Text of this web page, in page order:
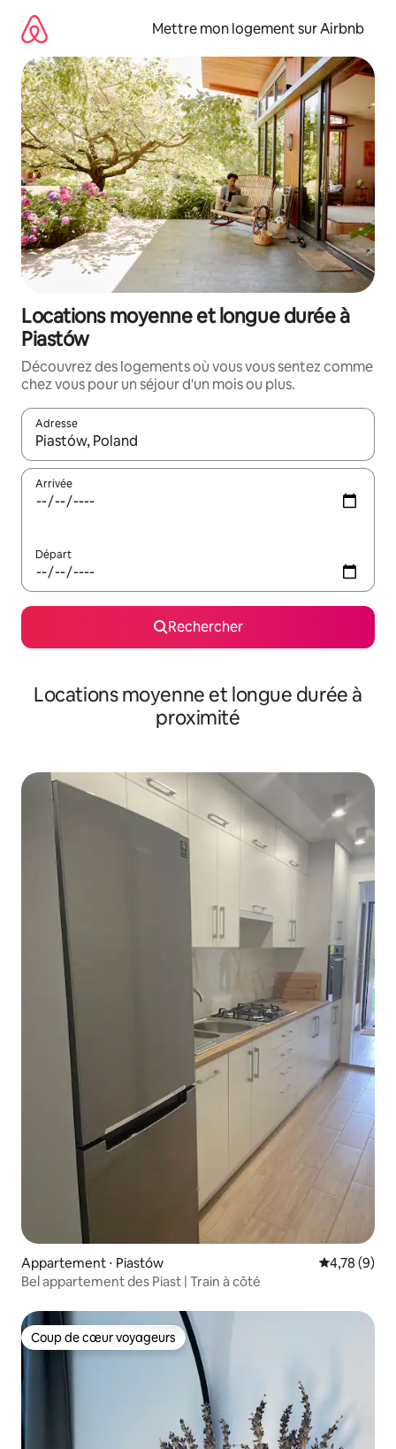
directement
contenu
Mettre mon logement sur Airbnb
Locations moyenne et longue durée à
Piastów
Découvrez des logements où vous vous sentez comme
chez vous pour un séjour d'un mois ou plus.
Adresse
Lorsque les résultats s'affichent, utilisez les flèches vers le
Arrivée
Départ
Rechercher
Locations moyenne et longue durée à
proximité
Appartement ⋅ Piastów Évaluation
4,78 (9)
Bel appartement des Piast | Train à côté
Coup de cœur voyageurs
Coup de cœur voyageurs